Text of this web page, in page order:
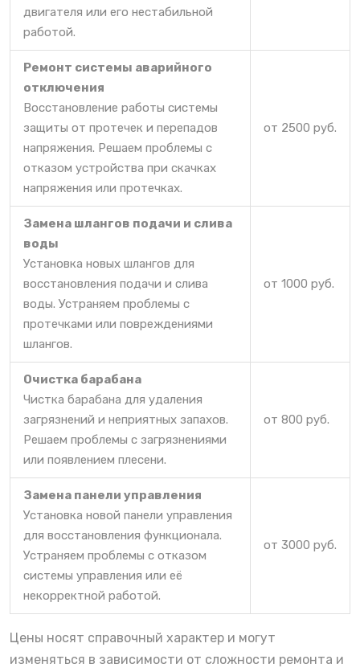
двигателя или его нестабильной
работой.
Ремонт системы аварийного
отключения
Восстановление работы системы
защиты от протечек и перепадов
напряжения. Решаем проблемы с
отказом устройства при скачках
напряжения или протечках.
от 2500 руб.
Замена шлангов подачи и слива
воды
Установка новых шлангов для
восстановления подачи и слива
воды. Устраняем проблемы с
протечками или повреждениями
шлангов.
от 1000 руб.
Очистка барабана
Чистка барабана для удаления
загрязнений и неприятных запахов.
Решаем проблемы с загрязнениями
или появлением плесени.
от 800 руб.
Замена панели управления
Установка новой панели управления
для восстановления функционала.
Устраняем проблемы с отказом
системы управления или её
некорректной работой.
от 3000 руб.
Цены носят справочный характер и могут
изменяться в зависимости от сложности ремонта и